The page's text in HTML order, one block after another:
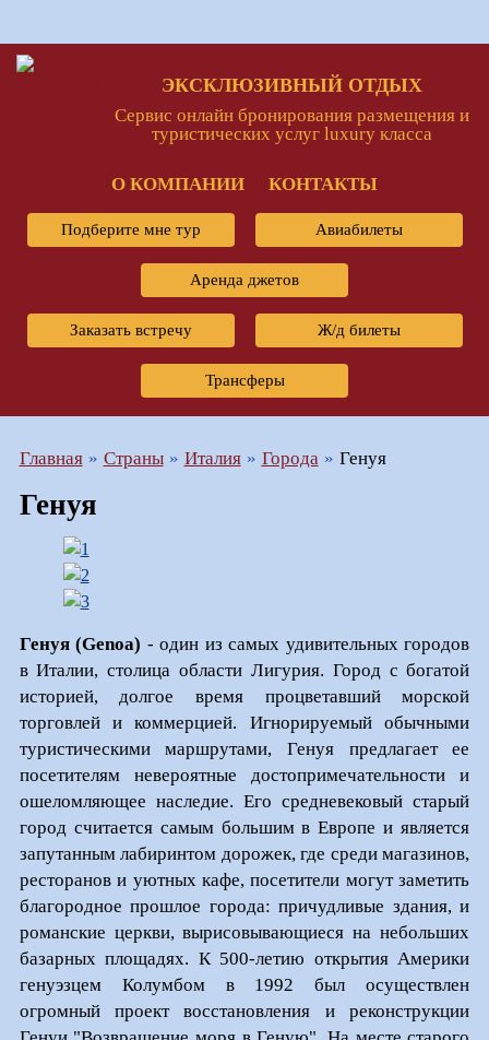
ЭКСКЛЮЗИВНЫЙ ОТДЫХ
Сервис онлайн бронирования размещения и
туристических услуг luxury класса
О КОМПАНИИ КОНТАКТЫ
Подберите мне тур Авиабилеты
Аренда джетов
Заказать встречу Ж/д билеты
Трансферы
Главная Страны Италия Города Генуя
Генуя
Генуя (Genoa) - один из самых удивительных городов
в Италии, столица области Лигурия. Город с богатой
историей, долгое время процветавший морской
торговлей и коммерцией. Игнорируемый обычными
туристическими маршрутами, Генуя предлагает ее
посетителям невероятные достопримечательности и
ошеломляющее наследие. Его средневековый старый
город считается самым большим в Европе и является
запутанным лабиринтом дорожек, где среди магазинов,
ресторанов и уютных кафе, посетители могут заметить
благородное прошлое города: причудливые здания, и
романские церкви, вырисовывающиеся на небольших
базарных площадях. К 500-летию открытия Америки
генуэзцем Колумбом в 1992 был осуществлен
огромный проект восстановления и реконструкции